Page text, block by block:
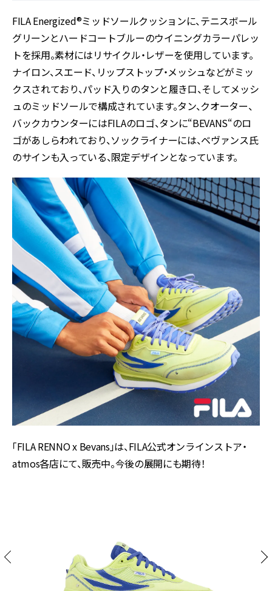
FILA Energized®ミッドソールクッションに、テニスボール
グリーンとハードコートブルーのウイニングカラーパレッ
トを採用。素材にはリサイクル・レザーを使用しています。
ナイロン、スエード、リップストップ・メッシュなどがミッ
クスされており、パッド入りのタンと履き口、そしてメッシ
ュのミッドソールで構成されています。タン、クオーター、
バックカウンターにはFILAのロゴ、タンに“BEVANS“のロ
ゴがあしらわれており、ソックライナーには、ベヴァンス氏
のサインも入っている、限定デザインとなっています。
「FILA RENNO x Bevans」は、FILA公式オンラインストア・
atmos各店にて、販売中。今後の展開にも期待！